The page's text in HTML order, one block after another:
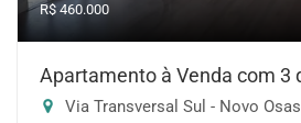
R$ 460.000
Apartamento à Venda com 3
Via Transversal Sul - Novo